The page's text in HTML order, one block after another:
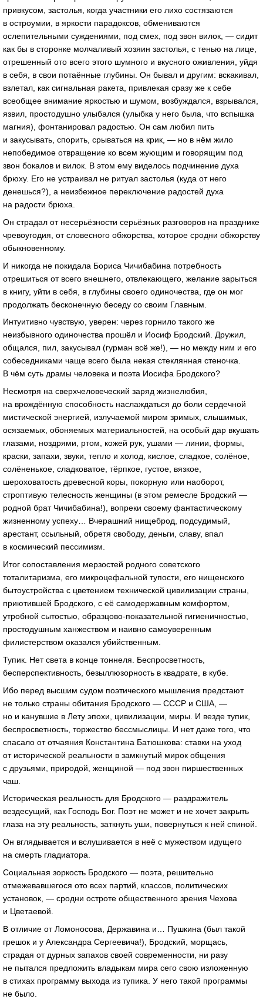
привкусом, застолья, когда участники его лихо состязаются
в остроумии, в яркости парадоксов, обмениваются
ослепительными суждениями, под смех, под звон вилок, — сидит
как бы в сторонке молчаливый хозяин застолья, с тенью на лице,
отрешенный ото всего этого шумного и вкусного оживления, уйдя
в себя, в свои потаённые глубины. Он бывал и другим: вскакивал,
взлетал, как сигнальная ракета, привлекая сразу же к себе
всеобщее внимание яркостью и шумом, возбуждался, взрывался,
язвил, простодушно улыбался (улыбка у него была, что вспышка
магния), фонтанировал радостью. Он сам любил пить
и закусывать, спорить, срываться на крик, — но в нём жило
непобедимое отвращение ко всем жующим и говорящим под
звон бокалов и вилок. В этом ему виделось подчинение духа
брюху. Его не устраивал не ритуал застолья (куда от него
денешься?), а неизбежное переключение радостей духа
на радости брюха.
Он страдал от несерьёзности серьёзных разговоров на празднике
чревоугодия, от словесного обжорства, которое сродни обжорству
обыкновенному.
И никогда не покидала Бориса Чичибабина потребность
отрешиться от всего внешнего, отвлекающего, желание зарыться
в книгу, уйти в себя, в глубины своего одиночества, где он мог
продолжать бесконечную беседу со своим Главным.
Интуитивно чувствую, уверен: через горнило такого же
неизбывного одиночества прошёл и Иосиф Бродский. Дружил,
общался, пил, закусывал (гурман всё же!), — но между ним и его
собеседниками чаще всего была некая стеклянная стеночка.
В чём суть драмы человека и поэта Иосифа Бродского?
Несмотря на сверхчеловеческий заряд жизнелюбия,
на врождённую способность наслаждаться до боли сердечной
мистической энергией, излучаемой миром зримых, слышимых,
осязаемых, обоняемых материальностей, на особый дар вкушать
глазами, ноздрями, ртом, кожей рук, ушами — линии, формы,
краски, запахи, звуки, тепло и холод, кислое, сладкое, солёное,
солёненькое, сладковатое, тёрпкое, густое, вязкое,
шероховатость древесной коры, покорную или наоборот,
строптивую телесность женщины (в этом ремесле Бродский —
родной брат Чичибабина!), вопреки своему фантастическому
жизненному успеху… Вчерашний нищеброд, подсудимый,
арестант, ссыльный, обретя свободу, деньги, славу, впал
в космический пессимизм.
Итог сопоставления мерзостей родного советского
тоталитаризма, его микроцефальной тупости, его нищенского
бытоустройства с цветением технической цивилизации страны,
приютившей Бродского, с её самодержавным комфортом,
утробной сытостью, образцово-показательной гигиеничностью,
простодушным ханжеством и наивно самоуверенным
филистерством оказался убийственным.
Тупик. Нет света в конце тоннеля. Беспросветность,
бесперспективность, безыллюзорность в квадрате, в кубе.
Ибо перед высшим судом поэтического мышления предстают
не только страны обитания Бродского — СССР и США, —
но и канувшие в Лету эпохи, цивилизации, миры. И везде тупик,
беспросветность, торжество бессмыслицы. И нет даже того, что
спасало от отчаяния Константина Батюшкова: ставки на уход
от исторической реальности в замкнутый мирок общения
с друзьями, природой, женщиной — под звон пиршественных
чаш.
Историческая реальность для Бродского — раздражитель
вездесущий, как Господь Бог. Поэт не может и не хочет закрыть
глаза на эту реальность, заткнуть уши, повернуться к ней спиной.
Он вглядывается и вслушивается в неё с мужеством идущего
на смерть гладиатора.
Социальная зоркость Бродского — поэта, решительно
отмежевавшегося ото всех партий, классов, политических
установок, — сродни остроте общественного зрения Чехова
и Цветаевой.
В отличие от Ломоносова, Державина и… Пушкина (был такой
грешок и у Александра Сергеевича!), Бродский, морщась,
страдая от дурных запахов своей современности, ни разу
не пытался предложить владыкам мира сего свою изложенную
в стихах программу выхода из тупика. У него такой программы
не было.